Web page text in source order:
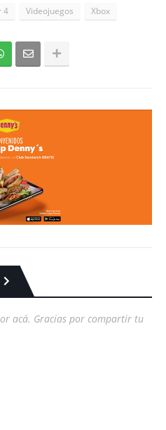
4 Videojuegos Xbox
acá. Gracias por compartir tu